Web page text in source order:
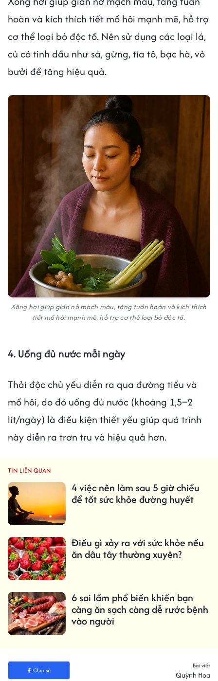
hoàn và kích thích tiết mồ hôi mạnh mẽ, hỗ trợ
cơ thể loại bỏ độc tố. Nên sử dụng các loại lá,
củ có tinh dầu như sả, gừng, tía tô, bạc hà, vỏ
bưởi để tăng hiệu quả.
Xông hơi giúp giãn nở mạch máu, tăng tuần hoàn và kích thích
tiết mồ hôi mạnh mẽ, hỗ trợ cơ thể loại bỏ độc tố.
4. Uống đủ nước mỗi ngày
Thải độc chủ yếu diễn ra qua đường tiểu và
mồ hôi, do đó uống đủ nước (khoảng 1,5–2
lít/ngày) là điều kiện thiết yếu giúp quá trình
này diễn ra trơn tru và hiệu quả hơn.
TIN LIÊN QUAN
4 việc nên làm sau 5 giờ chiều
để tốt sức khỏe đường huyết
Điều gì xảy ra với sức khỏe nếu
ăn dâu tây thường xuyên?
6 sai lầm phổ biến khiến bạn
càng ăn sạch càng dễ rước bệnh
vào người
Chia sẻ
Bài viết
Quỳnh Hoa